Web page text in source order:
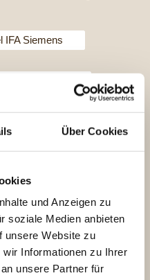
Über Cookies
und Anzeigen zu
soziale Medien anbieten
unsere Website zu
Informationen zu Ihrer
unsere Partner für
IFA Siemens
Räumen im privaten
Sensibilität, da die